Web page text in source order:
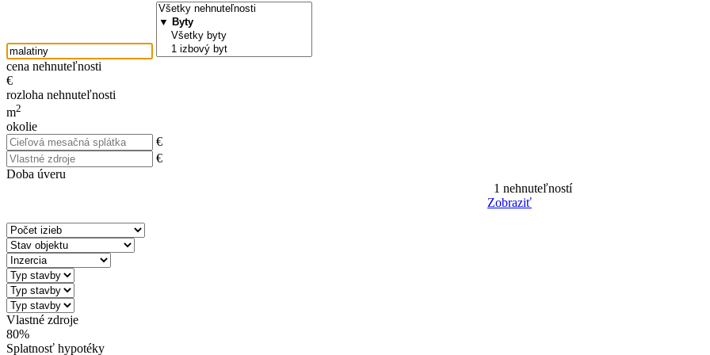
cena nehnuteľnosti
€
rozloha nehnuteľnosti
m2
okolie
€
€
Doba úveru
1 nehnuteľností
Zobraziť
Vlastné zdroje
80%
Splatnosť hypotéky